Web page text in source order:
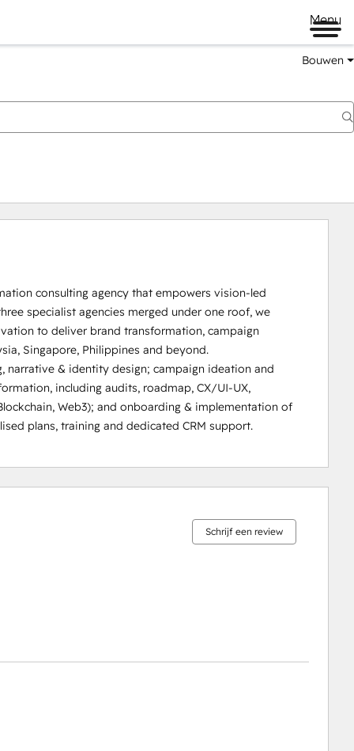
Menu
Bouwen
consulting agency that empowers vision-led
specialist agencies merged under one roof, we
to deliver brand transformation, campaign
Singapore, Philippines and beyond.
narrative & identity design; campaign ideation and
including audits, roadmap, CX/UI-UX,
Web3); and onboarding & implementation of
plans, training and dedicated CRM support.
Schrijf een review